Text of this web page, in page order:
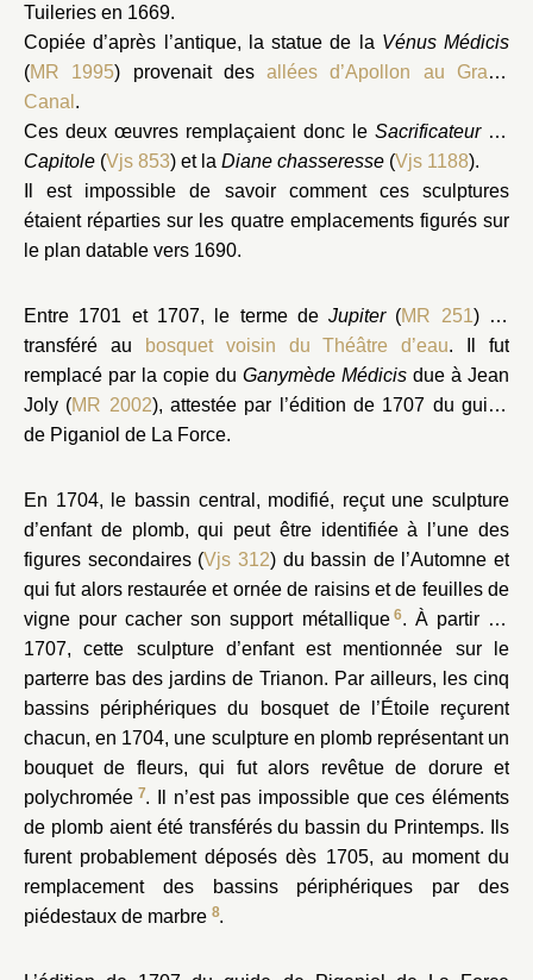
Tuileries en 1669.
Copiée d’après l’antique, la statue de la Vénus Médicis
(MR 1995) provenait desallées d’Apollon au Grand
Canal .
Ces deux œuvres remplaçaient donc le Sacrificateur du
Capitole (Vjs 853) et la Diane chasseresse (Vjs 1188).
Il est impossible de savoir comment ces sculptures
étaient réparties sur les quatre emplacements figurés sur
le plan datable vers 1690.
Entre 1701 et 1707, le terme deJupiter(MR 251) fut
transféré au
bosquet voisin du Théâtre d’eau. Il fut
remplacé par la copie du Ganymède Médicis due à Jean
Joly (MR 2002), attestée par l’édition de 1707 du guide
de Piganiol de La Force.
En 1704, le bassin central, modifié, reçut une sculpture
d’enfant de plomb, qui peut être identifiée à l’une des
figures secondaires (Vjs 312) du bassin de l’Automne et
qui fut alors restaurée et ornée de raisins et de feuilles de
vigne pour cacher son support métallique 6. À partir de
1707, cette sculpture d’enfant est mentionnée sur le
parterre bas des jardins de Trianon. Par ailleurs, les cinq
bassins périphériques du bosquet de l’Étoile reçurent
chacun, en 1704, une sculpture en plomb représentant un
bouquet de fleurs, qui fut alors revêtue de dorure et
polychromée 7. Il n’est pas impossible que ces éléments
de plomb aient été transférés du bassin du Printemps. Ils
furent probablement déposés dès 1705, au moment du
remplacement des bassins périphériques par des
piédestaux de marbre 8.